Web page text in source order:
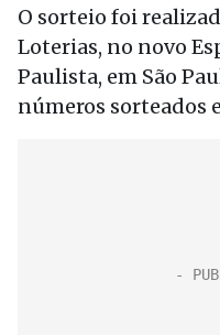
O sorteio foi
Loterias, no novo
Paulista, em São
números sorteados